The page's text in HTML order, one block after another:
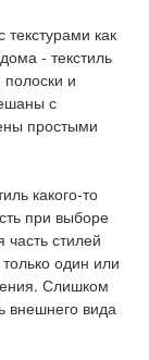
как
- текстиль
и
с
простыми
какого-то
при выборе
стилей
один или
Слишком
внешнего вида